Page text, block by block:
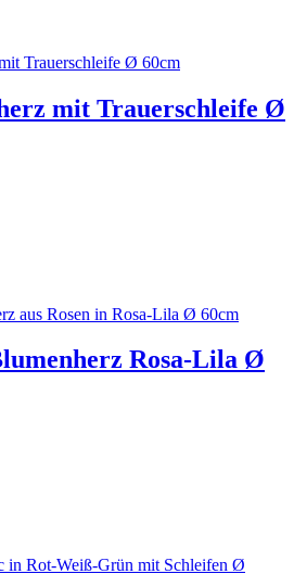
mit Trauerschleife Ø
Rosa-Lila Ø